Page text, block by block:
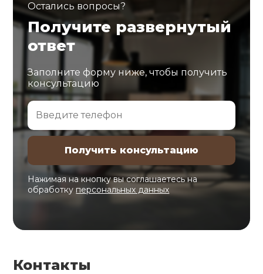
Остались вопросы?
Получите развернутый
ответ
Заполните форму ниже, чтобы получить
консультацию
Нажимая на кнопку вы соглашаетесь на
обработкуперсональных данных
Контакты